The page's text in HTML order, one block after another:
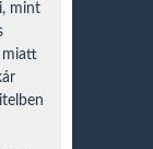
mint
miatt